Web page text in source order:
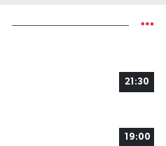
21:30
19:00